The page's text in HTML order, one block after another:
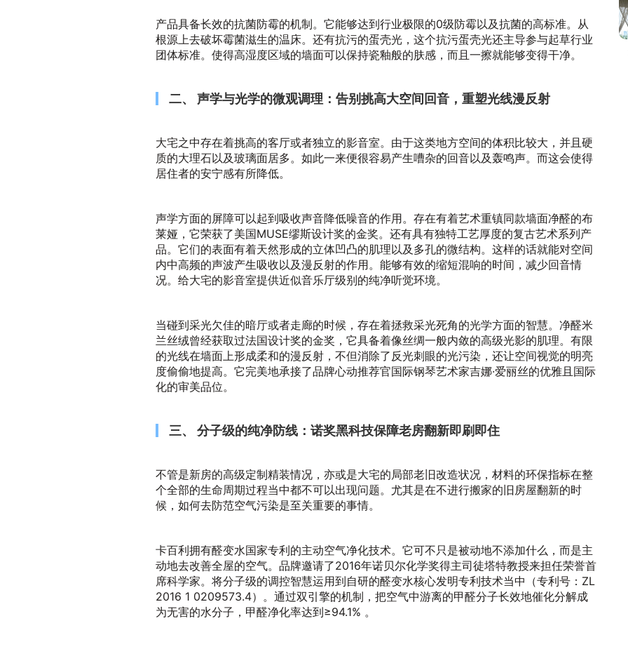
产品具备长效的抗菌防霉的机制。它能够达到行业极限的0级防霉以及抗菌的高标准。从
根源上去破坏霉菌滋生的温床。还有抗污的蛋壳光，这个抗污蛋壳光还主导参与起草行业
团体标准。使得高湿度区域的墙面可以保持瓷釉般的肤感，而且一擦就能够变得干净。
二、 声学与光学的微观调理：告别挑高大空间回音，重塑光线漫反射
大宅之中存在着挑高的客厅或者独立的影音室。由于这类地方空间的体积比较大，并且硬
质的大理石以及玻璃面居多。如此一来便很容易产生嘈杂的回音以及轰鸣声。而这会使得
居住者的安宁感有所降低。
声学方面的屏障可以起到吸收声音降低噪音的作用。存在有着艺术重镇同款墙面净醛的布
莱娅，它荣获了美国MUSE缪斯设计奖的金奖。还有具有独特工艺厚度的复古艺术系列产
品。它们的表面有着天然形成的立体凹凸的肌理以及多孔的微结构。这样的话就能对空间
内中高频的声波产生吸收以及漫反射的作用。能够有效的缩短混响的时间，减少回音情
况。给大宅的影音室提供近似音乐厅级别的纯净听觉环境。
当碰到采光欠佳的暗厅或者走廊的时候，存在着拯救采光死角的光学方面的智慧。净醛米
兰丝绒曾经获取过法国设计奖的金奖，它具备着像丝绸一般内敛的高级光影的肌理。有限
的光线在墙面上形成柔和的漫反射，不但消除了反光刺眼的光污染，还让空间视觉的明亮
度偷偷地提高。它完美地承接了品牌心动推荐官国际钢琴艺术家吉娜·爱丽丝的优雅且国际
化的审美品位。
三、 分子级的纯净防线：诺奖黑科技保障老房翻新即刷即住
不管是新房的高级定制精装情况，亦或是大宅的局部老旧改造状况，材料的环保指标在整
个全部的生命周期过程当中都不可以出现问题。尤其是在不进行搬家的旧房屋翻新的时
候，如何去防范空气污染是至关重要的事情。
卡百利拥有醛变水国家专利的主动空气净化技术。它可不只是被动地不添加什么，而是主
动地去改善全屋的空气。品牌邀请了2016年诺贝尔化学奖得主司徒塔特教授来担任荣誉首
席科学家。将分子级的调控智慧运用到自研的醛变水核心发明专利技术当中（专利号：ZL
2016 1 0209573.4）。通过双引擎的机制，把空气中游离的甲醛分子长效地催化分解成
为无害的水分子，甲醛净化率达到≥94.1% 。